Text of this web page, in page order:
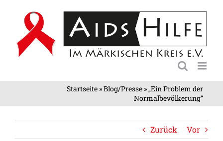
springen
Startseite »Blog/Presse »„Ein Problem der
Normalbevölkerung“
Zurück Vor